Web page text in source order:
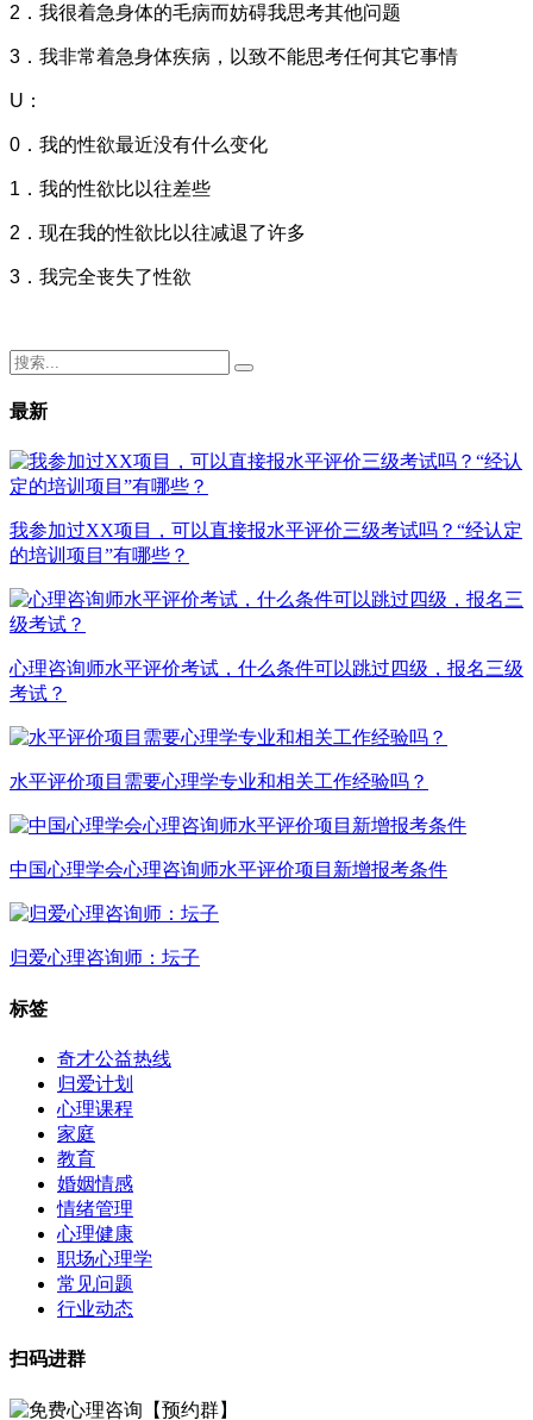
2．我很着急身体的毛病而妨碍我思考其他问题
3．我非常着急身体疾病，以致不能思考任何其它事情
U：
0．我的性欲最近没有什么变化
1．我的性欲比以往差些
2．现在我的性欲比以往减退了许多
3．我完全丧失了性欲
最新
我参加过XX项目，可以直接报水平评价三级考试吗？“经认定
的培训项目”有哪些？
心理咨询师水平评价考试，什么条件可以跳过四级，报名三级
考试？
水平评价项目需要心理学专业和相关工作经验吗？
中国心理学会心理咨询师水平评价项目新增报考条件
归爱心理咨询师：坛子
标签
奇才公益热线
归爱计划
心理课程
家庭
教育
婚姻情感
情绪管理
心理健康
职场心理学
常见问题
行业动态
扫码进群